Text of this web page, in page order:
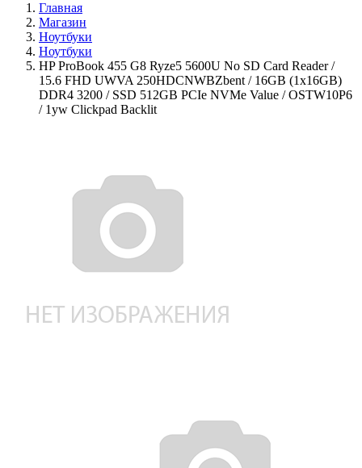
Главная
Магазин
Ноутбуки
Ноутбуки
HP ProBook 455 G8 Ryze5 5600U No SD Card Reader /
15.6 FHD UWVA 250HDCNWBZbent / 16GB (1x16GB)
DDR4 3200 / SSD 512GB PCIe NVMe Value / OSTW10P6
/ 1yw Clickpad Backlit